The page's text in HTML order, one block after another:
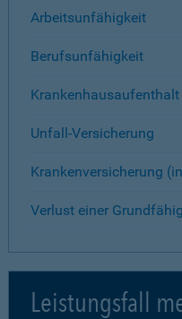
Arbeitsunfähigkeit
Berufsunfähigkeit
Krankenhausaufenthalt
Unfall-Versicherung
Krankenversicherung
Verlust einer
Leistungsfall